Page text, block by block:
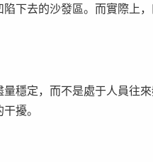
下去的沙發區。而實際上
穩定，而不是處于人員往
擾。